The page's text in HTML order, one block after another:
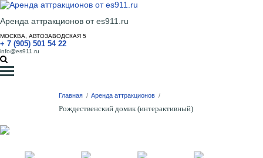
Аренда аттракционов от es911.ru
МОСКВА, АВТОЗАВОДСКАЯ 5
+ 7 (905) 501 54 22
info@es911.ru
Главная / Аренда аттракционов /
Рождественский домик (интерактивный)